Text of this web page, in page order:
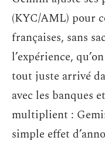
(KYC/AML) pour
françaises, sans
l’expérience,
tout juste arrivé
avec les banques
multiplient :
simple effet